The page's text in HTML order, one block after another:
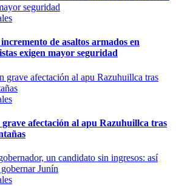
de asaltos armados en
exigen mayor seguridad
afectación al apu Razuhuillca tras